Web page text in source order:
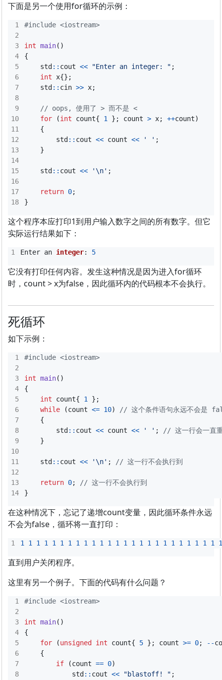
下面是另一个使用for循环的示例：
3
4
5
6
7
8
9
10
13
14
15
16
17
18
#include <iostream>
int main()
{
std :: cout << "Enter an integer: " ;
int
x{};
std :: cin >> x;
for
(int count{ 1 }; count > x; ++count)
{
std :: cout << count << ' ' ;
}
std :: cout << '\n' ;
return 0;
}
这个程序本应打印1到用户输入数字之间的所有数字。但它
实际运行结果如下：
Enter an integer: 5
它没有打印任何内容。发生这种情况是因为进入for循环
时，count > x为false，因此循环内的代码根本不会执行。
死循环
如下示例：
3
4
5
6
7
8
9
10
13
14
#include <iostream>
int main()
{
int
count{ 1
};
while
(count <= 10)
{
std :: cout << count << ' ' ;
}
std :: cout << '\n' ;
return 0;
}
在这种情况下，忘记了递增count变量，因此循环条件永远
不会为false，循环将一直打印：
1 1 1 1 1 1 1 1 1 1 1 1 1 1 1 1 1 1 1 1 1 1 1 1 1 1
直到用户关闭程序。
这里有另一个例子。下面的代码有什么问题？
3
4
5
6
7
8
#include <iostream>
int main()
{
for
(unsigned int count{ 5 }; count >= 0; --
{
if
(count == 0)
std :: cout << "blastoff! " ;